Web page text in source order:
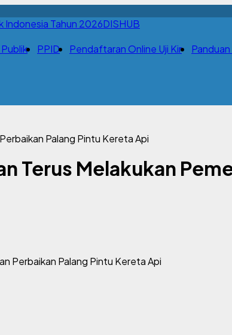
DISHUB
PPID Pendaftaran Online Uji Kir
Palang Pintu Kereta Api
Terus Melakukan